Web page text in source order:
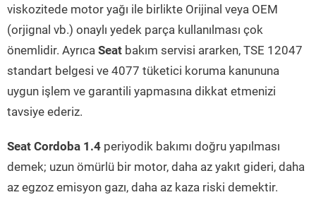
viskozitede motor yağı ile birlikte Orijinal veya OEM
(orjignal vb.) onaylı yedek parça kullanılması çok
önemlidir. Ayrıca Seat bakım servisi ararken, TSE 12047
standart belgesi ve 4077 tüketici koruma kanununa
uygun işlem ve garantili yapmasına dikkat etmenizi
tavsiye ederiz.
Seat Cordoba 1.4 periyodik bakımı doğru yapılması
demek; uzun ömürlü bir motor, daha az yakıt gideri, daha
az egzoz emisyon gazı, daha az kaza riski demektir.